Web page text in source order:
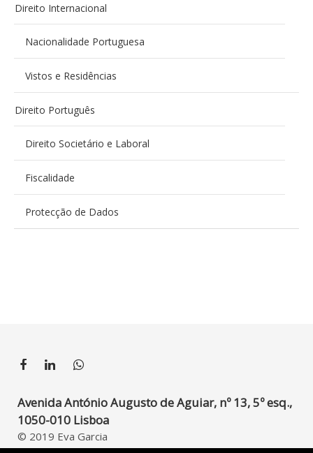
Direito Internacional
Nacionalidade Portuguesa
Vistos e Residências
Direito Português
Direito Societário e Laboral
Fiscalidade
Protecção de Dados
Avenida António Augusto de Aguiar, nº 13, 5º esq.,
1050-010 Lisboa
© 2019 Eva Garcia